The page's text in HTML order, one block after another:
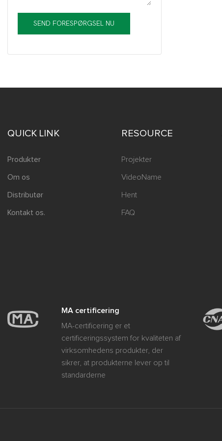
SEND FORESPØRGSEL NU
QUICK LINK
Produkter
Om os
Distributør
Kontakt os.
RESOURCE
Projekter
VideoName
Hent
FAQ
MA certificering
MA-certificering er et
certificeringssystem for kvaliteten af ​​
virksomhedens produkter, der
sikrer, at produkterne lever op til
standarderne